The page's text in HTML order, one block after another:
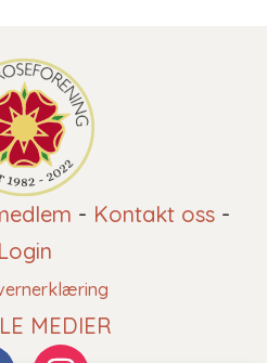
- Kontakt oss-
Login
MEDIER